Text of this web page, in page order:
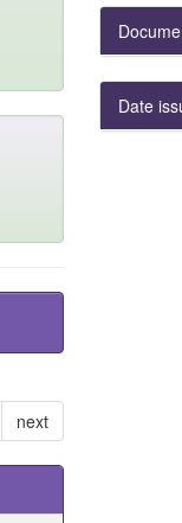
next
Date